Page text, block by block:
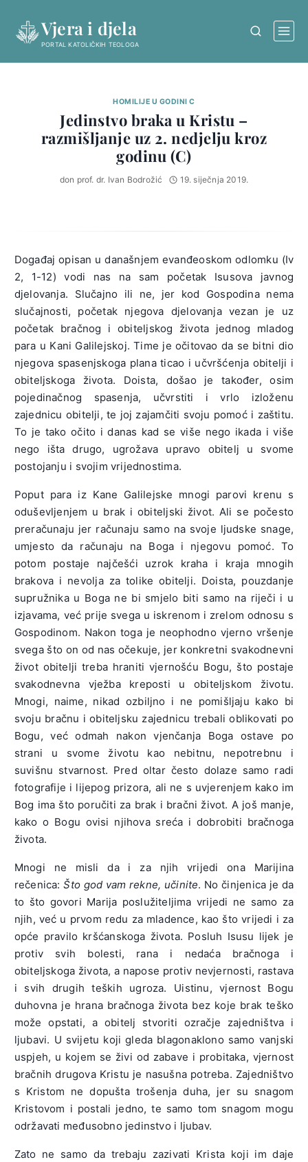
content
Vjera i djela
PORTAL KATOLIČKIH TEOLOGA
HOMILIJE U GODINI C
Jedinstvo braka u Kristu –
razmišljanje uz 2. nedjelju kroz
godinu (C)
don prof. dr. Ivan Bodrožić 19. siječnja 2019.
Događaj opisan u današnjem evanđeoskom odlomku (Iv
2, 1-12) vodi nas na sam početak Isusova javnog
djelovanja. Slučajno ili ne, jer kod Gospodina nema
slučajnosti, početak njegova djelovanja vezan je uz
početak bračnog i obiteljskog života jednog mladog
para u Kani Galilejskoj. Time je očitovao da se bitni dio
njegova spasenjskoga plana ticao i učvršćenja obitelji i
obiteljskoga života. Doista, došao je također, osim
pojedinačnog spasenja, učvrstiti i vrlo izloženu
zajednicu obitelji, te joj zajamčiti svoju pomoć i zaštitu.
To je tako očito i danas kad se više nego ikada i više
nego išta drugo, ugrožava upravo obitelj u svome
postojanju i svojim vrijednostima.
Poput para iz Kane Galilejske mnogi parovi krenu s
oduševljenjem u brak i obiteljski život. Ali se počesto
preračunaju jer računaju samo na svoje ljudske snage,
umjesto da računaju na Boga i njegovu pomoć. To
potom postaje najčešći uzrok kraha i kraja mnogih
brakova i nevolja za tolike obitelji. Doista, pouzdanje
supružnika u Boga ne bi smjelo biti samo na riječi i u
izjavama, već prije svega u iskrenom i zrelom odnosu s
Gospodinom. Nakon toga je neophodno vjerno vršenje
svega što on od nas očekuje, jer konkretni svakodnevni
život obitelji treba hraniti vjernošću Bogu, što postaje
svakodnevna vježba kreposti u obiteljskom životu.
Mnogi, naime, nikad ozbiljno i ne pomišljaju kako bi
svoju bračnu i obiteljsku zajednicu trebali oblikovati po
Bogu, već odmah nakon vjenčanja Boga ostave po
strani u svome životu kao nebitnu, nepotrebnu i
suvišnu stvarnost. Pred oltar često dolaze samo radi
fotografije i lijepog prizora, ali ne s uvjerenjem kako im
Bog ima što poručiti za brak i bračni život. A još manje,
kako o Bogu ovisi njihova sreća i dobrobiti bračnoga
života.
Mnogi ne misli da i za njih vrijedi ona Marijina
rečenica:Što god vam rekne, učinite. No činjenica je da
to što govori Marija poslužiteljima vrijedi ne samo za
njih, već u prvom redu za mladence, kao što vrijedi i za
opće pravilo kršćanskoga života. Posluh Isusu lijek je
protiv svih bolesti, rana i nedaća bračnoga i
obiteljskoga života, a napose protiv nevjernosti, rastava
i svih drugih teških ugroza. Uistinu, vjernost Bogu
duhovna je hrana bračnoga života bez koje brak teško
može opstati, a obitelj stvoriti ozračje zajedništva i
ljubavi. U svijetu koji gleda blagonaklono samo vanjski
uspjeh, u kojem se živi od zabave i probitaka, vjernost
bračnih drugova Kristu je nasušna potreba. Zajedništvo
s Kristom ne dopušta trošenja duha, jer su snagom
Kristovom i postali jedno, te samo tom snagom mogu
održavati međusobno jedinstvo i ljubav.
Zato ne samo da trebaju zazivati Krista koji im daje